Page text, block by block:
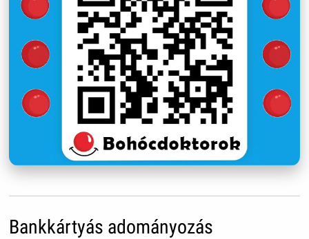
Bankkártyás adományozás